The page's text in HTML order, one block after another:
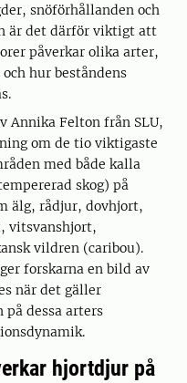
snöförhållanden och
är det därför viktigt att
påverkar olika arter,
hur beståndens
Annika Felton från SLU,
om de tio viktigaste
med både kalla
skog) på
älg, rådjur, dovhjort,
vitsvanshjort,
vildren (caribou).
forskarna en bild av
när det gäller
dessa arters
hjortdjur på